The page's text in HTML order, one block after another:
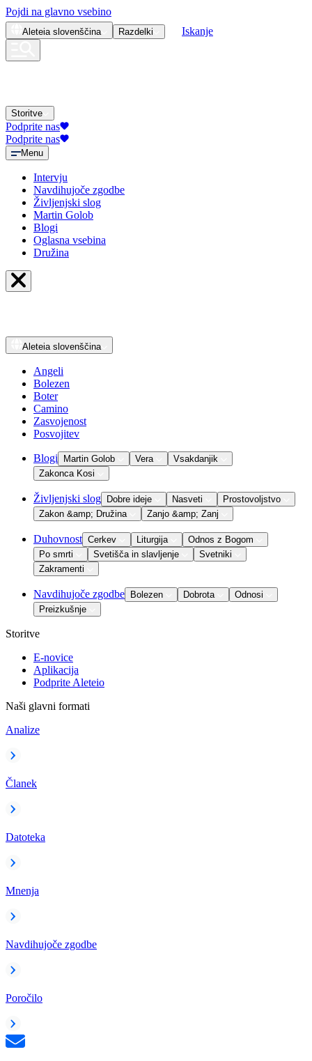
Pojdi na glavno vsebino
Aleteia slovenščina Razdelki Iskanje
Storitve
Podprite nas
Podprite nas
Menu
Intervju
Navdihujoče zgodbe
Življenjski slog
Martin Golob
Blogi
Oglasna vsebina
Družina
Aleteia slovenščina
Angeli
Bolezen
Boter
Camino
Zasvojenost
Posvojitev
Blogi Martin Golob Vera
Vsakdanjik
Zakonca Kosi
Življenjski slog Dobre ideje Nasveti
Prostovoljstvo
Zakon &amp; Družina
Zanjo &amp; Zanj
Duhovnost Cerkev Liturgija
Odnos z Bogom
Po smrti
Svetišča in slavljenje
Svetniki
Zakramenti
Navdihujoče zgodbe Bolezen Dobrota
Odnosi
Preizkušnje
Storitve
E-novice
Aplikacija
Podprite Aleteio
Naši glavni formati
Analize
Članek
Datoteka
Mnenja
Navdihujoče zgodbe
Poročilo